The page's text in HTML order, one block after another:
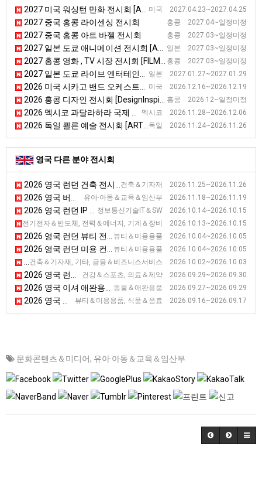
미국 2027.04.23~2027.04.25
2027 미국 워싱턴 만화 전시회 [Awesome Con]
홍콩 2027.04~일정미정
2027 중국 홍콩 라이센싱 전시회
홍콩 2027.03~일정미정
2027 중국 홍콩 아트 바젤 전시회
일본 2027.03~일정미정
2027 일본 도쿄 애니메이션 전시회 [ANIME JAPAN]
홍콩 2027.03~일정미정
2027 홍콩 영화 , TV 시장 전시회 [FILMART]
일본 2027.01.27~2027.01.29
2027 일본 도쿄 라이브 엔터테인먼트 전시회 [LIVeNT]
미국 2026.12.16~2026.12.19
2026 미국 시카고 밴드 오케스트라 전시회
홍콩 2026.12~일정미정
2026 홍콩 디자인 전시회 [DesignInspire]
멕시코 2026.11.28~2026.12.06
2026 멕시코 과달라하라 국제 도서 전시회 [FIL Guadalajara]
독일 2026.11.24~2026.11.26
2026 독일 쾰른 예술 전시회 [ART COLOGNE]
영국 다른 분야 전시회
건축＆기자재 2026.11.25~2026.11.26
2026 영국 런던 건축 전시회
유아·아동＆교육＆임산부 2026.11.18~2026.11.19
2026 영국 버밍햄 학교 및 아카데미 전시회 [SAA Show]
정보통신기술IT＆SW 2026.10.14~2026.10.15
2026 영국 런던 IP 전시회 [IPE]
비스, 전기전자＆반도체, 전력＆에너지, 기계＆장비 2026.10.13~2026.10.15
2026 영국 런던 네트워크 인프라 전시회 [Capacity Europe]
뷰티＆미용용품 2026.10.04~2026.10.05
2026 영국 런던 뷰티 전시회
뷰티＆미용용품 2026.10.04~2026.10.05
2026 영국 런던 미용 컨퍼런스 & 전시회
건축＆기자재, 기타, 금융＆비즈니스서비스 2026.10.02~2026.10.03
건강＆스포츠, 의료＆제약 2026.09.29~2026.09.30
2026 영국 런던 의료기기 전시회 [Healthcare Excellence Through Technology]
동물＆애완용품 2026.09.27~2026.09.29
2026 영국 이셔 애완용품 전시회
뷰티＆미용용품, 식품＆음료 2026.09.16~2026.09.17
2026 영국 런던 유기농 상품 전시회 [NOPEX 2026]
문화콘텐츠＆미디어, 유아·아동＆교육＆임산부